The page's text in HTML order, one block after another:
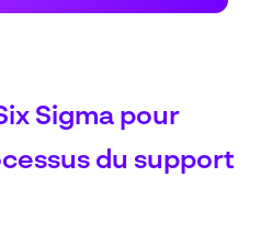
Sigma pour
du support